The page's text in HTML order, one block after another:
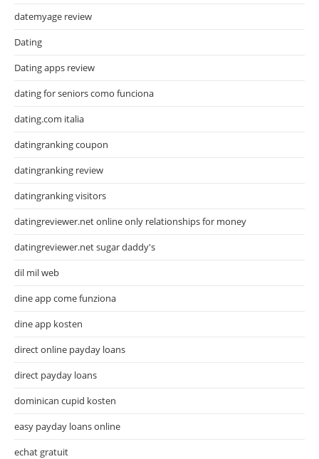
datemyage review
Dating
Dating apps review
dating for seniors como funciona
dating.com italia
datingranking coupon
datingranking review
datingranking visitors
datingreviewer.net online only relationships for money
datingreviewer.net sugar daddy's
dil mil web
dine app come funziona
dine app kosten
direct online payday loans
direct payday loans
dominican cupid kosten
easy payday loans online
echat gratuit